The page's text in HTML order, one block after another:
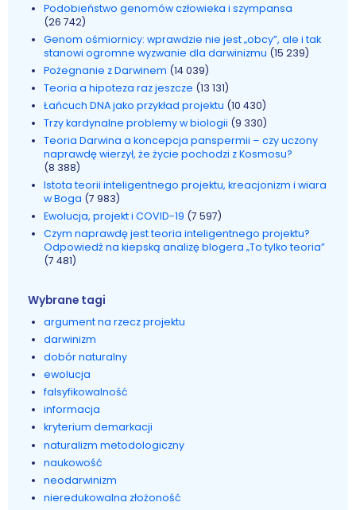
Podobieństwo genomów człowieka i szympansa
(26 742)
Genom ośmiornicy: wprawdzie nie jest „obcy”, ale i tak
stanowi ogromne wyzwanie dla darwinizmu (15 239)
Pożegnanie z Darwinem (14 039)
Teoria a hipoteza raz jeszcze (13 131)
Łańcuch DNA jako przykład projektu (10 430)
Trzy kardynalne problemy w biologii (9 330)
Teoria Darwina a koncepcja panspermii – czy uczony
naprawdę wierzył, że życie pochodzi z Kosmosu?
(8 388)
Istota teorii inteligentnego projektu, kreacjonizm i wiara
w Boga (7 983)
Ewolucja, projekt i COVID-19 (7 597)
Czym naprawdę jest teoria inteligentnego projektu?
Odpowiedź na kiepską analizę blogera „To tylko teoria”
(7 481)
Wybrane tagi
argument na rzecz projektu
darwinizm
dobór naturalny
ewolucja
falsyfikowalność
informacja
kryterium demarkacji
naturalizm metodologiczny
naukowość
neodarwinizm
nieredukowalna złożoność